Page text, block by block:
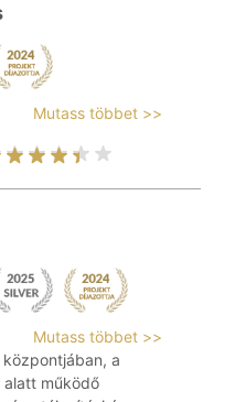
Mutass többet >>
Mutass többet >>
a
alatt működő